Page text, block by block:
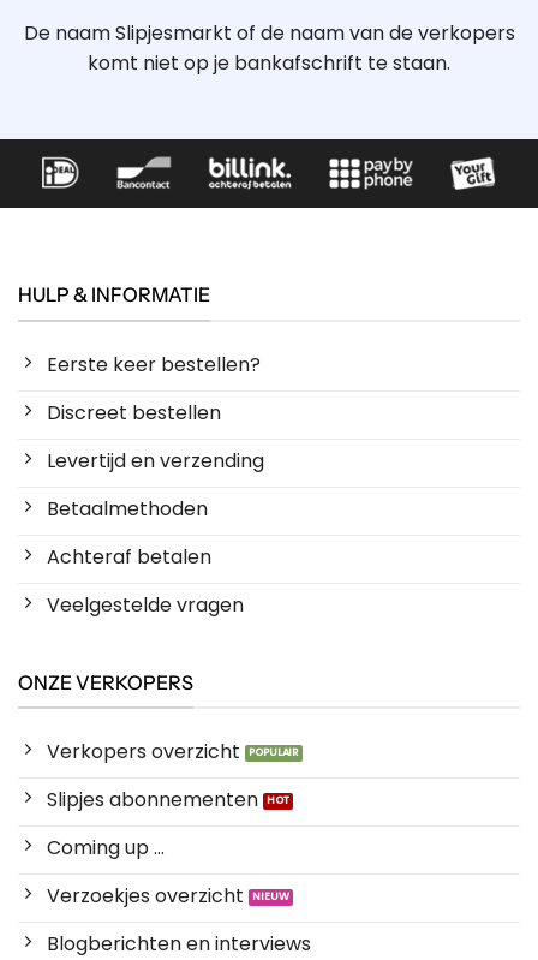
De naam Slipjesmarkt of de naam van de verkopers
komt niet op je bankafschrift te staan.
HULP & INFORMATIE
Eerste keer bestellen?
Discreet bestellen
Levertijd en verzending
Betaalmethoden
Achteraf betalen
Veelgestelde vragen
ONZE VERKOPERS
Verkopers overzicht
Slipjes abonnementen
Coming up ...
Verzoekjes overzicht
Blogberichten en interviews